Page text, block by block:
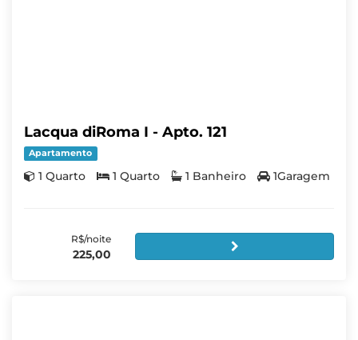
Lacqua diRoma I - Apto. 121
Apartamento
1 Quarto 1 Quarto 1 Banheiro 1Garagem
R$/noite
225,00